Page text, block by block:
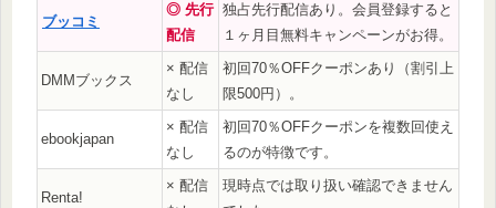
ブッコミ
◎ 先行
配信
独占先行配信あり。会員登録すると
１ヶ月目無料キャンペーンがお得。
DMMブックス
× 配信
なし
初回70％OFFクーポンあり（割引上
限500円）。
ebookjapan
× 配信
なし
初回70％OFFクーポンを複数回使え
るのが特徴です。
Renta!
× 配信
現時点では取り扱い確認できません